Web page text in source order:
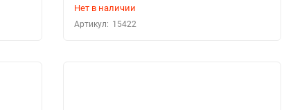
Нет в наличии
Артикул: 15422